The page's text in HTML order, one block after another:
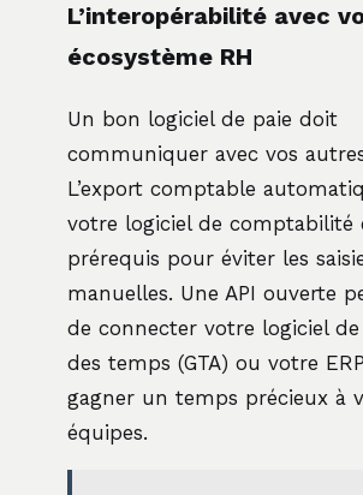
L’interopérabilité avec
écosystème RH
Un bon logiciel de paie doit
communiquer avec vos
L’export comptable
votre logiciel de comptabilité
prérequis pour éviter les
manuelles. Une API ouverte
de connecter votre logiciel de
des temps (GTA) ou votre
gagner un temps précieux à
équipes.